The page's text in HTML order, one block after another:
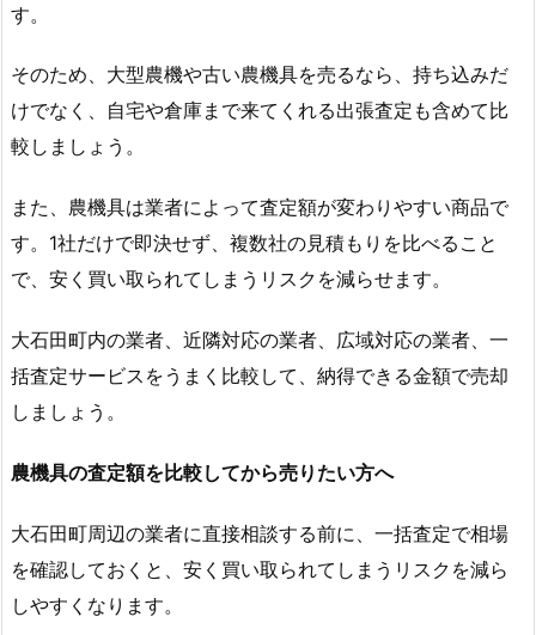
す。
そのため、大型農機や古い農機具を売るなら、持ち込みだ
けでなく、自宅や倉庫まで来てくれる出張査定も含めて比
較しましょう。
また、農機具は業者によって査定額が変わりやすい商品で
す。1社だけで即決せず、複数社の見積もりを比べること
で、安く買い取られてしまうリスクを減らせます。
大石田町内の業者、近隣対応の業者、広域対応の業者、一
括査定サービスをうまく比較して、納得できる金額で売却
しましょう。
農機具の査定額を比較してから売りたい方へ
大石田町周辺の業者に直接相談する前に、一括査定で相場
を確認しておくと、安く買い取られてしまうリスクを減ら
しやすくなります。